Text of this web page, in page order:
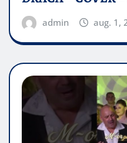
admin aug. 1,